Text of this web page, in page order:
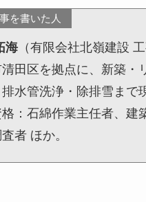
を書いた人
海 （有限会社北嶺建設 工
田区を拠点に、新築・
水管洗浄・除排雪まで
：石綿作業主任者、建
者 ほか。